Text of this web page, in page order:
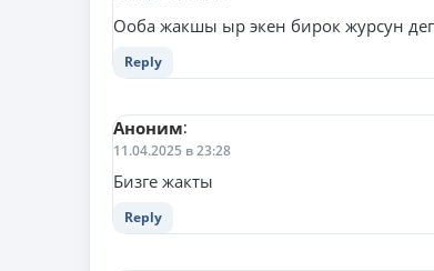
Ооба жакшы ыр экен бирок журсун
Reply
Аноним:
11.04.2025 в 23:28
Бизге жакты
Reply